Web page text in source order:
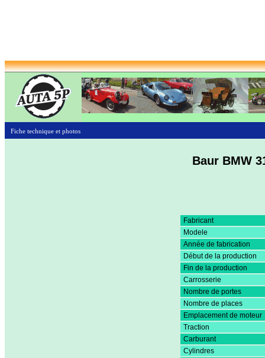
Fiche technique et photos
Baur BMW
Fabricant
Modele
Année de fabrication
Début de la production
Fin de la production
Carrosserie
Nombre de portes
Nombre de places
Emplacement de moteur
Traction
Carburant
Cylindres